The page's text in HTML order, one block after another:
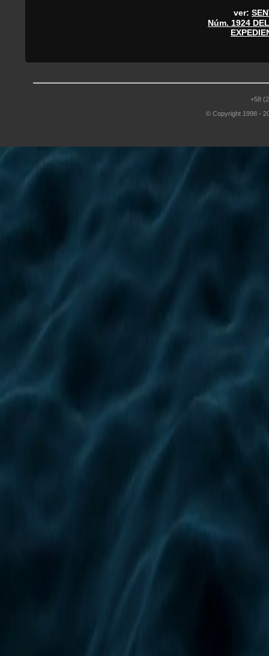
ver:
Núm. 1924
+58
© Copyright 1998 -